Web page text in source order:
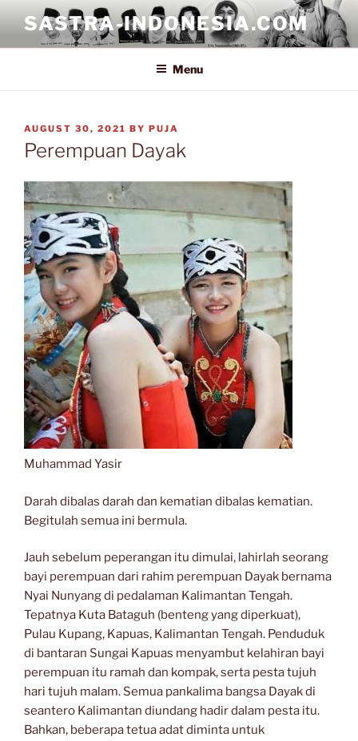
content
SASTRA-INDONESIA.COM
Menu
POSTED
ON
AUGUST 30, 2021 BY PUJA
Perempuan Dayak
Muhammad Yasir
Darah dibalas darah dan kematian dibalas kematian.
Begitulah semua ini bermula.
Jauh sebelum peperangan itu dimulai, lahirlah seorang
bayi perempuan dari rahim perempuan Dayak bernama
Nyai Nunyang di pedalaman Kalimantan Tengah.
Tepatnya Kuta Bataguh (benteng yang diperkuat),
Pulau Kupang, Kapuas, Kalimantan Tengah. Penduduk
di bantaran Sungai Kapuas menyambut kelahiran bayi
perempuan itu ramah dan kompak, serta pesta tujuh
hari tujuh malam. Semua pankalima bangsa Dayak di
seantero Kalimantan diundang hadir dalam pesta itu.
Bahkan, beberapa tetua adat diminta untuk